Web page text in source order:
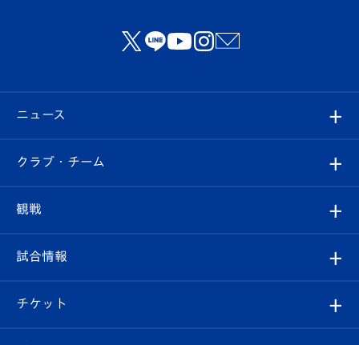
ニュース
すべて
クラブ
試合情報
クラブ・チーム
クラブ概要
エンブレム紹介
観戦
観戦ルール
はじめての観戦ガイド
試合情報
試合日程/結果
チケット